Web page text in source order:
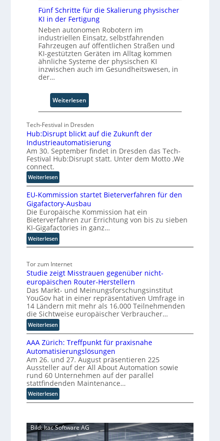
e
ih
w
a
b
z
u
m
C
O
Fünf Schritte für die Skalierung physischer
KI in der Fertigung
Neben autonomen Robotern im
industriellen Einsatz, selbstfahrenden
Fahrzeugen auf öffentlichen Straßen und
KI-gestützten Geräten im Alltag kommen
ähnliche Systeme der physischen KI
inzwischen auch im Gesundheitswesen, in
der…
Weiterlesen
F
n
f
S
c
h
i
t
t
e
f
ü
d
S
k
a
l
i
r
u
n
g
p
h
c
h
Tech-Festival in Dresden
Hub:Disrupt blickt auf die Zukunft der
Industrieautomatisierung
Am 30. September findet in Dresden das Tech-
Festival Hub:Disrupt statt. Unter dem Motto ‚We
connect.
Weiterlesen:
H
u
b
:
D
i
s
r
p
t
b
l
i
c
k
t
a
u
f
d
i
e
Z
u
n
f
EU-Kommission startet Bieterverfahren für den
Gigafactory-Ausbau
Die Europäische Kommission hat ein
Bieterverfahren zur Errichtung von bis zu sieben
KI-Gigafactories in ganz…
Weiterlesen:
E
-
K
o
m
m
i
s
s
i
o
n
s
t
a
r
t
B
i
Tor zum Internet
Studie zeigt Misstrauen gegenüber nicht-
europäischen Router-Herstellern
Das Markt- und Meinungsforschungsinstitut
YouGov hat in einer repräsentativen Umfrage in
14 Ländern mit mehr als 16.000 Teilnehmenden
die Sichtweise europäischer Verbraucher…
Weiterlesen:
S
t
u
d
i
e
z
e
i
t
M
i
AAA Zürich: Treffpunkt für praxisnahe
Automatisierungslösungen
Am 26. und 27. August präsentieren 225
Aussteller auf der All About Automation sowie
rund 60 Unternehmen auf der parallel
stattfindenden Maintenance…
Weiterlesen:
A
Z
ü
Bild: Itac Software AG